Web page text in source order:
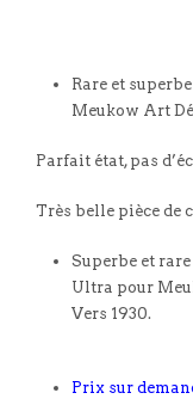
Rare et
Meukow Art
Parfait état, pas
Très belle pièce de
Superbe et
Ultra pour
Vers 1930.
Prix sur